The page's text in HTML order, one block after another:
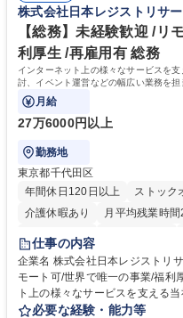
株式会社日本レジストリサ
【総務】未経験歓迎 /リ
利厚生 /再雇用有 総務
インターネット上の様々なサービスを
討、イベント運営などの幅広い業務を
ている部署です。
月給
27万6000円以上
勤務地
東京都千代田区
年間休日120日以上
ストック
介護休暇あり
月平均残業時
住宅手当あり
完全週休2日制
交通費支給
仕事の内容
企業名 株式会社日本レジストリサービス 求人名 【総務】未
モート可/世界で唯一の事業/福利厚生◎/再雇用有
ト上の様々なサービスを支える
討、イベント運営などの幅広い
必要な経験・能力等